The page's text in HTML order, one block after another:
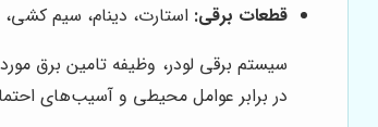
قطعات برقی: استارت، دینام، سیم کشی، ECU، سنسورها
در برابر عوامل محیطی و آسیب‌های